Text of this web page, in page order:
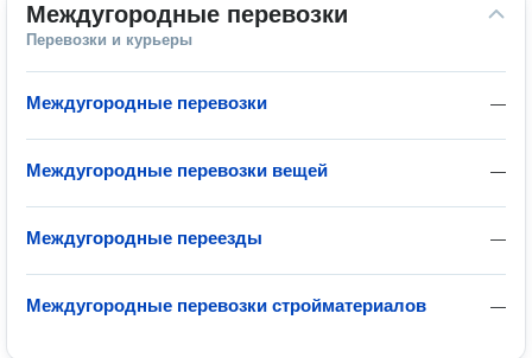
Междугородные перевозки
Перевозки и курьеры
—
Междугородные перевозки
—
Междугородные перевозки вещей
—
Междугородные переезды
—
Междугородные перевозки стройматериалов